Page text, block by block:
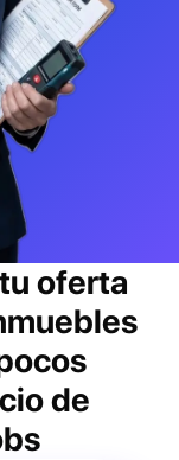
oferta
de